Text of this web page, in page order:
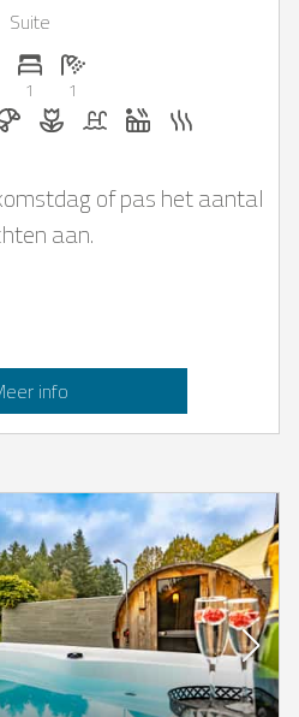
Suite
Personen (max.): 2
Aantal slaapkamers: 1
1
Aantal badkamers: 1
1
op aanvraag
aanvraag
oplaadstation op
Ontbijt te boeken bij
Bloemen en
ZwembadWhirlpool
of pas het aantal
aan.
info